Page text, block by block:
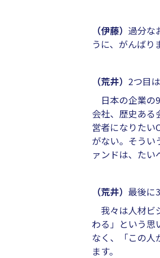
（伊藤） 過分な
うに、がんばり
（荒井） 2つ目
日本の企業の
会社、歴史ある
営者になりたい
がない。そうい
ァンドは、たい
（荒井） 最後に
我々は人材ビ
わる」という思
なく、「この人
ます。